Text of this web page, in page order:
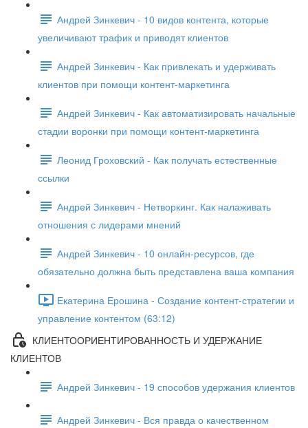
Андрей Зинкевич - 10 видов контента, которые
увеличивают трафик и приводят клиентов
Андрей Зинкевич - Как привлекать и удерживать
клиентов при помощи контент-маркетинга
Андрей Зинкевич - Как автоматизировать начальные
стадии воронки при помощи контент-маркетинга
Леонид Гроховский - Как получать естественные
ссылки
Андрей Зинкевич - Нетворкинг. Как налаживать
отношения с лидерами мнений
Андрей Зинкевич - 10 онлайн-ресурсов, где
обязательно должна быть представлена ваша компания
Екатерина Ерошина - Создание контент-стратегии и
управление контентом (63:12)
КЛИЕНТООРИЕНТИРОВАННОСТЬ И УДЕРЖАНИЕ
КЛИЕНТОВ
Андрей Зинкевич - 19 способов удержания клиентов
Андрей Зинкевич - Вся правда о качественном